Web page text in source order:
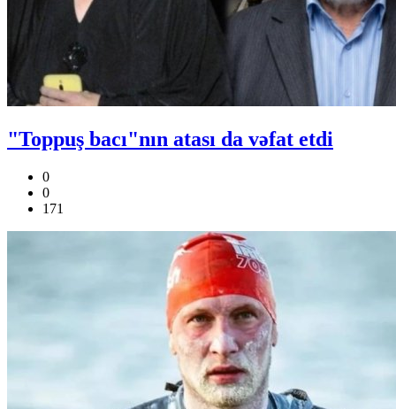
"Toppuş bacı"nın atası da vəfat etdi
0
0
171